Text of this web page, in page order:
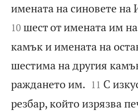
имената на синовете на
10 шест от имената им
камък и имената на
шестима на другия
раждането им. 

11 С
резбар, който изрязва